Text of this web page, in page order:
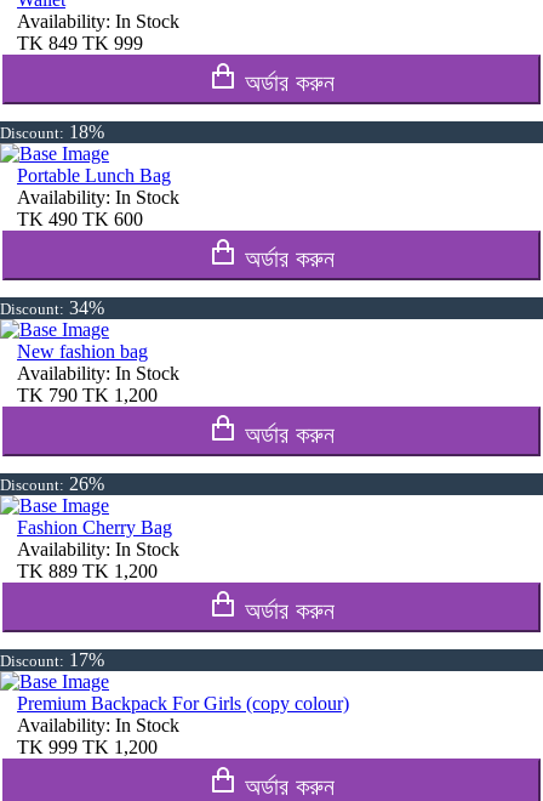
Availability: In Stock
TK 849 TK 999
অর্ডার করুন
Discount: 18%
Portable Lunch Bag
Availability: In Stock
TK 490 TK 600
অর্ডার করুন
Discount: 34%
New fashion bag
Availability: In Stock
TK 790 TK 1,200
অর্ডার করুন
Discount: 26%
Fashion Cherry Bag
Availability: In Stock
TK 889 TK 1,200
অর্ডার করুন
Discount: 17%
Premium Backpack For Girls (copy colour)
Availability: In Stock
TK 999 TK 1,200
অর্ডার করুন